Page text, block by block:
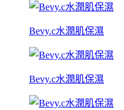
Bevy.c水潤肌保濕
Bevy.c水潤肌保濕